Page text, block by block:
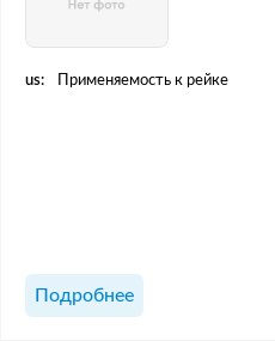
us: Применяемость к рейке
Подробнее